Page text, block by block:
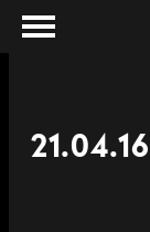
21.04.16